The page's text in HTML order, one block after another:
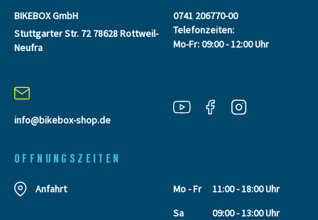
BIKEBOX GmbH
Stuttgarter Str. 72 78628 Rottweil-
Neufra
info@bikebox-shop.de
0741 206770-00
Telefonzeiten:
Mo-Fr: 09:00 - 12:00 Uhr
OFFNUNGSZEITEN
Anfahrt Mo - Fr
11:00 - 18:00 Uhr
Sa
09:00 - 13:00 Uhr